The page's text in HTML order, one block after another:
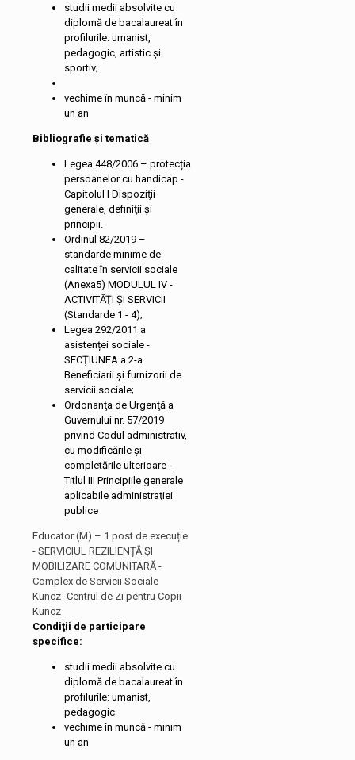
studii medii absolvite cu
diplomă de bacalaureat în
profilurile: umanist,
pedagogic, artistic și
sportiv;
vechime în muncă - minim
un an
Bibliografie și tematică
Legea 448/2006 – protecția
persoanelor cu handicap -
Capitolul I Dispoziţii
generale, definiţii şi
principii.
Ordinul 82/2019 –
standarde minime de
calitate în servicii sociale
(Anexa5) MODULUL IV -
ACTIVITĂŢI ŞI SERVICII
(Standarde 1 - 4);
Legea 292/2011 a
asistenței sociale -
SECŢIUNEA a 2-a
Beneficiarii şi furnizorii de
servicii sociale;
Ordonanţa de Urgenţă a
Guvernului nr. 57/2019
privind Codul administrativ,
cu modificările și
completările ulterioare -
Titlul III Principiile generale
aplicabile administraţiei
publice
Educator (M) – 1 post de execuție
- SERVICIUL REZILIENȚĂ ȘI
MOBILIZARE COMUNITARĂ -
Complex de Servicii Sociale
Kuncz- Centrul de Zi pentru Copii
Kuncz
Condiţii de participare
specifice:
studii medii absolvite cu
diplomă de bacalaureat în
profilurile: umanist,
pedagogic
vechime în muncă - minim
un an